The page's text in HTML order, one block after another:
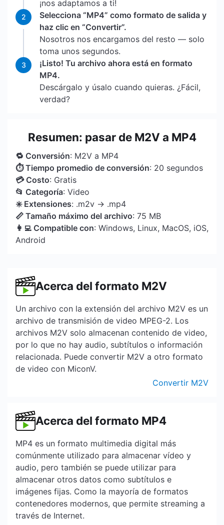
¡nos adaptamos a ti!
2
Selecciona “MP4” como formato de salida y
haz clic en “Convertir”.
Nosotros nos encargamos del resto — solo
toma unos segundos.
3
¡Listo! Tu archivo ahora está en formato
MP4.
Descárgalo y úsalo cuando quieras. ¿Fácil,
verdad?
Resumen: pasar de M2V a MP4
🔁 Conversión: M2V a MP4
⏱ Tiempo promedio de conversión: 20 segundos
💳 Costo: Gratis
📂 Categoría: Video
✳️ Extensiones: .m2v → .mp4
📏 Tamaño máximo del archivo: 75 MB
👩‍💻 Compatible con: Windows, Linux, MacOS, iOS,
Android
Acerca del formato M2V
Un archivo con la extensión del archivo M2V es un
archivo de transmisión de video MPEG-2. Los
archivos M2V solo almacenan contenido de video,
por lo que no hay audio, subtítulos o información
relacionada. Puede convertir M2V a otro formato
de video con MiconV.
Convertir M2V
Acerca del formato MP4
MP4 es un formato multimedia digital más
comúnmente utilizado para almacenar vídeo y
audio, pero también se puede utilizar para
almacenar otros datos como subtítulos e
imágenes fijas. Como la mayoría de formatos
contenedores modernos, que permite streaming a
través de Internet.